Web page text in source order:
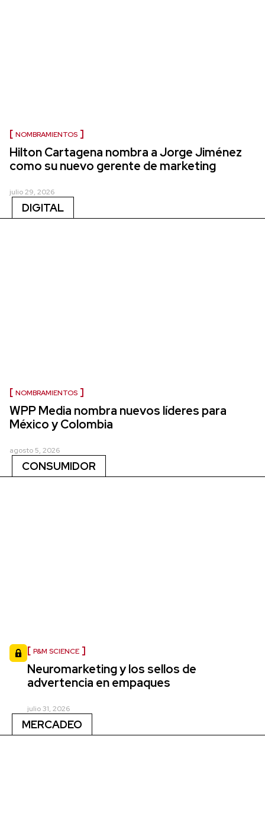
NOMBRAMIENTOS
Hilton Cartagena nombra a Jorge Jiménez
como su nuevo gerente de marketing
julio 29, 2026
DIGITAL
NOMBRAMIENTOS
WPP Media nombra nuevos líderes para
México y Colombia
agosto 5, 2026
CONSUMIDOR
P&M SCIENCE
Neuromarketing y los sellos de
advertencia en empaques
julio 31, 2026
MERCADEO